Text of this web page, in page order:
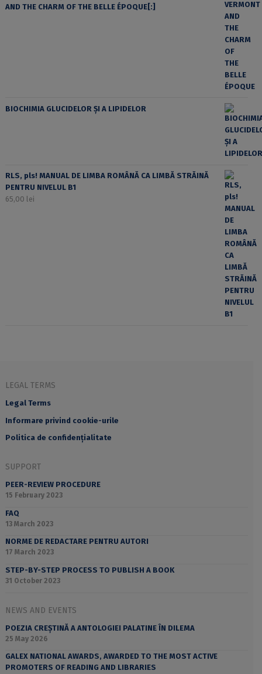
AND THE CHARM OF THE BELLE ÉPOQUE[:]
BIOCHIMIA GLUCIDELOR ȘI A LIPIDELOR
RLS, pls! MANUAL DE LIMBA ROMÂNĂ CA LIMBĂ STRĂINĂ
PENTRU NIVELUL B1
65,00 lei
LEGAL TERMS
Legal Terms
Informare privind cookie-urile
Politica de confidențialitate
SUPPORT
PEER-REVIEW PROCEDURE
15 February 2023
FAQ
13 March 2023
NORME DE REDACTARE PENTRU AUTORI
17 March 2023
STEP-BY-STEP PROCESS TO PUBLISH A BOOK
31 October 2023
NEWS AND EVENTS
POEZIA CREȘTINĂ A ANTOLOGIEI PALATINE ÎN DILEMA
25 May 2026
GALEX NATIONAL AWARDS, AWARDED TO THE MOST ACTIVE
PROMOTERS OF READING AND LIBRARIES